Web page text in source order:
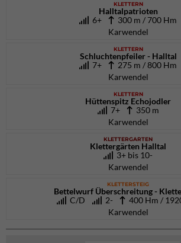
KLETTERN
Halltalpatrioten
6+
300 m / 700 Hm
Karwendel
KLETTERN
Schluchtenpfeiler - Halltal
7+
275 m / 800 Hm
Karwendel
KLETTERN
Hüttenspitz Echojodler
7+ 350 m
Karwendel
KLETTERGARTEN
Klettergärten Halltal
3+ bis 10-
Karwendel
KLETTERSTEIG
Bettelwurf Überschreitung -
C/D
2-
400 Hm /
Karwendel